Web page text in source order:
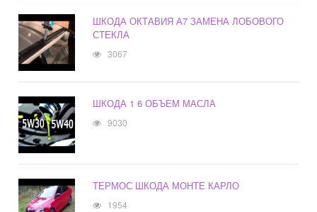
ШКОДА ОКТАВИЯ А7 ЗАМЕНА ЛОБОВОГО
СТЕКЛА
3067
ШКОДА 1 6 ОБЪЕМ МАСЛА
9030
ТЕРМОС ШКОДА МОНТЕ КАРЛО
1954